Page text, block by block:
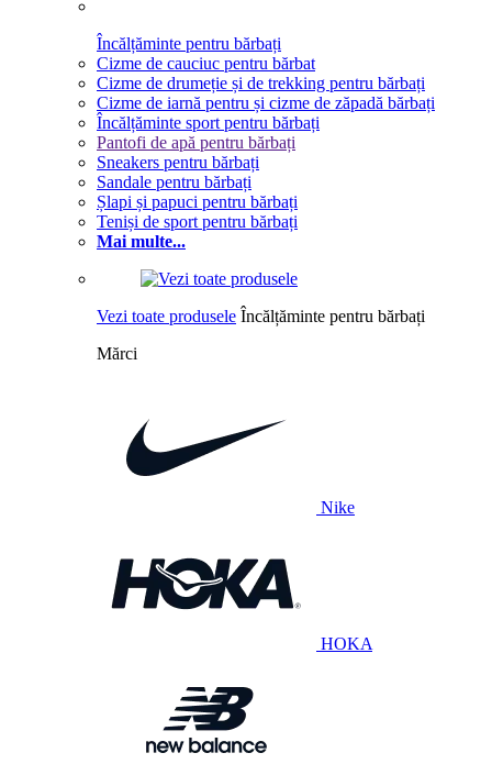
Încălțăminte pentru bărbați
Cizme de cauciuc pentru bărbat
Cizme de drumeție și de trekking pentru bărbați
Cizme de iarnă pentru și cizme de zăpadă bărbați
Încălțăminte sport pentru bărbați
Pantofi de apă pentru bărbați
Sneakers pentru bărbați
Sandale pentru bărbați
Șlapi și papuci pentru bărbați
Teniși de sport pentru bărbați
Mai multe...
Vezi toate produsele Încălțăminte pentru bărbați
Mărci
Nike
HOKA